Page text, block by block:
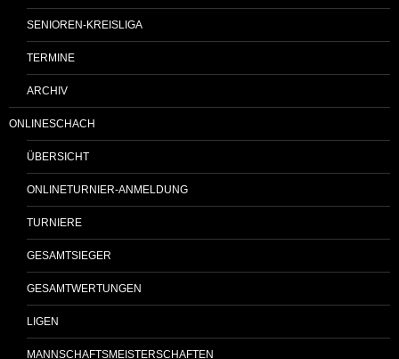
SENIOREN-KREISLIGA
TERMINE
ARCHIV
ONLINESCHACH
ÜBERSICHT
ONLINETURNIER-ANMELDUNG
TURNIERE
GESAMTSIEGER
GESAMTWERTUNGEN
LIGEN
MANNSCHAFTSMEISTERSCHAFTEN